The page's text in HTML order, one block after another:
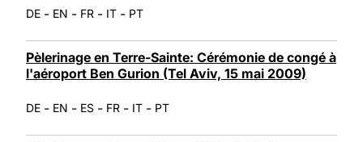
DE - EN - FR - IT - PT
Pèlerinage en Terre-Sainte: Cérémonie de congé à
l'aéroport Ben Gurion (Tel Aviv, 15 mai 2009)
DE - EN - ES - FR - IT - PT